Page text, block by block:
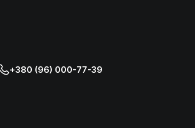
+380 (96) 000-77-39